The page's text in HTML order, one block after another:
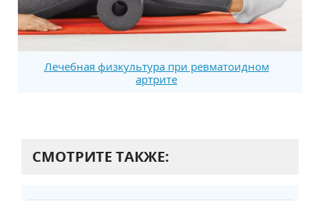
Лечебная физкультура при ревматоидном
артрите
СМОТРИТЕ ТАКЖЕ: